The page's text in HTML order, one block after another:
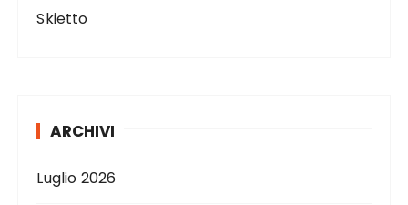
Skietto
ARCHIVI
Luglio 2026